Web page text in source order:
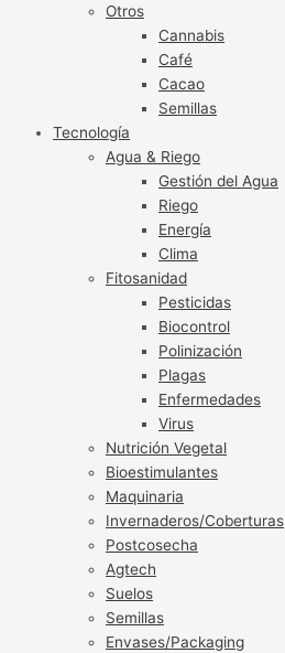
Otros
Cannabis
Café
Cacao
Semillas
Tecnología
Agua & Riego
Gestión del Agua
Riego
Energía
Clima
Fitosanidad
Pesticidas
Biocontrol
Polinización
Plagas
Enfermedades
Virus
Nutrición Vegetal
Bioestimulantes
Maquinaria
Invernaderos/Coberturas
Postcosecha
Agtech
Suelos
Semillas
Envases/Packaging